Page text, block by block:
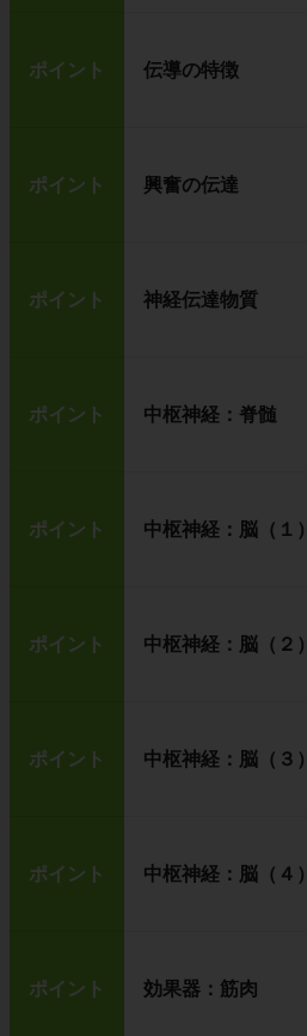
ポイント 伝導の特徴
ポイント 興奮の伝達
ポイント 神経伝達物質
ポイント 中枢神経：脊髄
ポイント 中枢神経：脳（１）
ポイント 中枢神経：脳（２）
ポイント 中枢神経：脳（３）
ポイント 中枢神経：脳（４）
ポイント 効果器：筋肉